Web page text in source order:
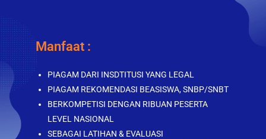
Manfaat :
PIAGAM DARI INSDTITUSI YANG LEGAL
PIAGAM REKOMENDASI BEASISWA, SNBP/SNBT
BERKOMPETISI DENGAN RIBUAN PESERTA
LEVEL NASIONAL
SEBAGAI LATIHAN & EVALUASI